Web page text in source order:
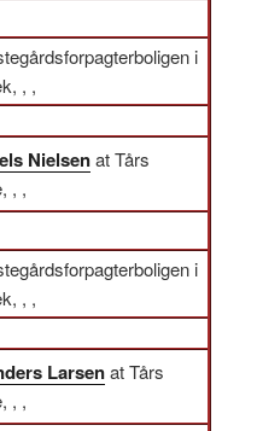
i
, ,
Nielsenat Tårs
, ,
i
, ,
Larsenat Tårs
, ,